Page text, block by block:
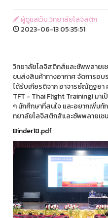
ผู้ดูแลเว็บ วิทยาลัยโลจิสติก
2023-06-13 05:35:51
วิทยาลัยโลจิสติกส์และซัพพลายเ
ขนส่งสินค้าทางอากาศ จัดการอ
ได้รับเกียรติจาก อาจารย์ณัฎฐย
TFT - Thai Flight Training) มา
ๆ นักศึกษาที่สนใจ และอยากเพิ่มทั
ทยาลัยโลจิสติกส์และซัพพลายเชน
Binder18.pdf